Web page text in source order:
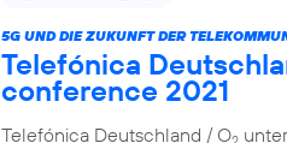
5G UND DIE ZUKUNFT DER
Telefónica
conference 2021
Telefónica Deutschland / O